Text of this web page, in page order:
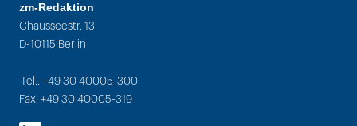
zm-Redaktion
Chausseestr. 13
D-10115 Berlin
Tel.: +49 30 40005-300
Fax: +49 30 40005-319